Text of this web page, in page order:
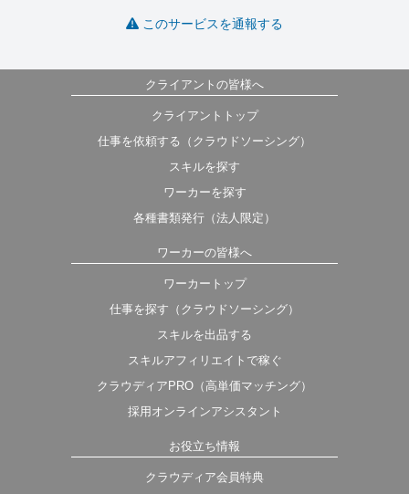
このサービスを通報する
クライアントの皆様へ
クライアントトップ
仕事を依頼する（クラウドソーシング）
スキルを探す
ワーカーを探す
各種書類発行（法人限定）
ワーカーの皆様へ
ワーカートップ
仕事を探す（クラウドソーシング）
スキルを出品する
スキルアフィリエイトで稼ぐ
クラウディアPRO（高単価マッチング）
採用オンラインアシスタント
お役立ち情報
クラウディア会員特典